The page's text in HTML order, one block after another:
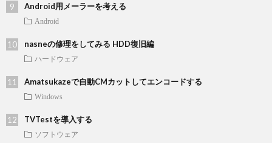
Android用メーラーを考える
Android
nasneの修理をしてみる HDD復旧編
ハードウェア
Amatsukazeで自動CMカットしてエンコードする
Windows
TVTestを導入する
ソフトウェア